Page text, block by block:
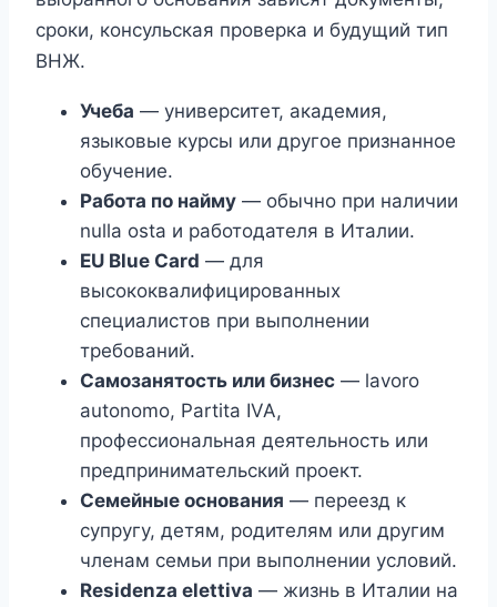
сроки, консульская проверка и будущий тип
ВНЖ.
Учеба — университет, академия,
языковые курсы или другое признанное
обучение.
Работа по найму — обычно при наличии
nulla osta и работодателя в Италии.
EU Blue Card — для
высококвалифицированных
специалистов при выполнении
требований.
Самозанятость или бизнес — lavoro
autonomo, Partita IVA,
профессиональная деятельность или
предпринимательский проект.
Семейные основания — переезд к
супругу, детям, родителям или другим
членам семьи при выполнении условий.
Residenza elettiva — жизнь в Италии на